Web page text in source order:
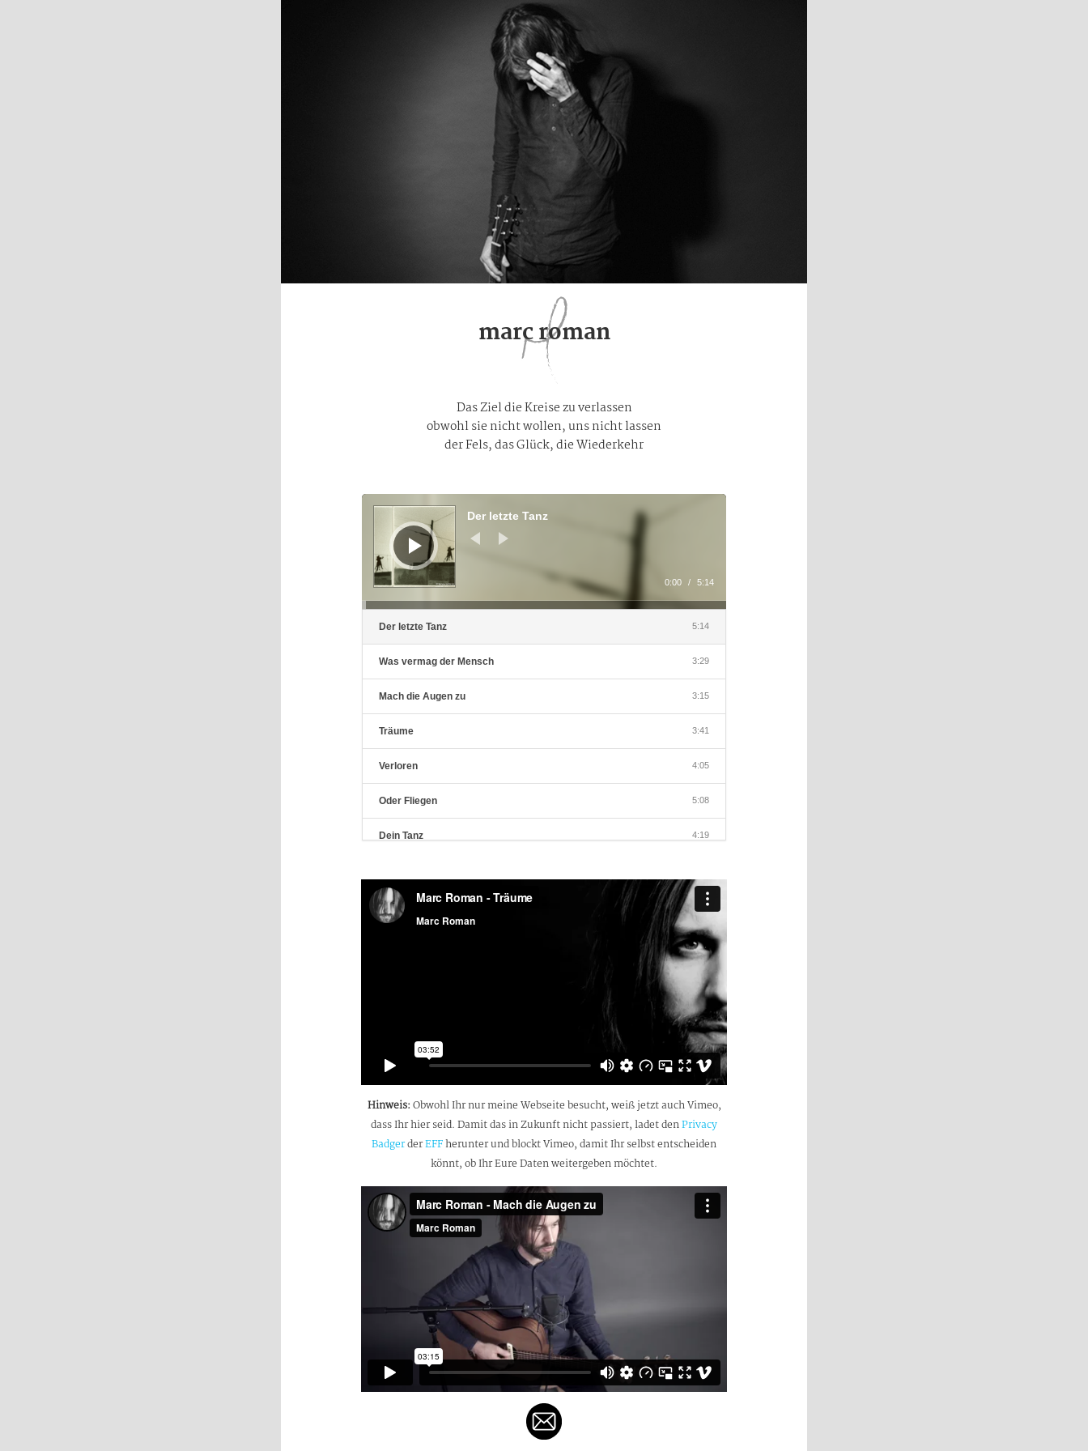
marc roman
Das Ziel die Kreise zu verlassen
obwohl sie nicht wollen, uns nicht lassen
der Fels, das Glück, die Wiederkehr
Audio-
Player
Der letzte Tanz
0:00 / 5:14
Der letzte Tanz 5:14
Was vermag der Mensch 3:29
Mach die Augen zu 3:15
Träume 3:41
Verloren 4:05
Oder Fliegen 5:08
Dein Tanz 4:19
Hinweis: Obwohl Ihr nur meine Webseite besucht, weiß jetzt auch Vimeo,
dass Ihr hier seid. Damit das in Zukunft nicht passiert, ladet denPrivacy
BadgerderEFFherunter und blockt Vimeo, damit Ihr selbst entscheiden
könnt, ob Ihr Eure Daten weitergeben möchtet.